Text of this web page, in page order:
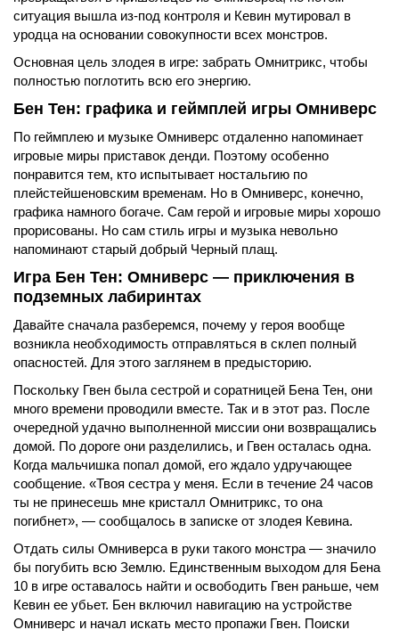
ситуация вышла из-под контроля и Кевин мутировал в
уродца на основании совокупности всех монстров.
Основная цель злодея в игре: забрать Омнитрикс, чтобы
полностью поглотить всю его энергию.
Бен Тен: графика и геймплей игры Омниверс
По геймплею и музыке Омниверс отдаленно напоминает
игровые миры приставок денди. Поэтому особенно
понравится тем, кто испытывает ностальгию по
плейстейшеновским временам. Но в Омниверс, конечно,
графика намного богаче. Сам герой и игровые миры хорошо
прорисованы. Но сам стиль игры и музыка невольно
напоминают старый добрый Черный плащ.
Игра Бен Тен: Омниверс — приключения в
подземных лабиринтах
Давайте сначала разберемся, почему у героя вообще
возникла необходимость отправляться в склеп полный
опасностей. Для этого заглянем в предысторию.
Поскольку Гвен была сестрой и соратницей Бена Тен, они
много времени проводили вместе. Так и в этот раз. После
очередной удачно выполненной миссии они возвращались
домой. По дороге они разделились, и Гвен осталась одна.
Когда мальчишка попал домой, его ждало удручающее
сообщение. «Твоя сестра у меня. Если в течение 24 часов
ты не принесешь мне кристалл Омнитрикс, то она
погибнет», — сообщалось в записке от злодея Кевина.
Отдать силы Омниверса в руки такого монстра — значило
бы погубить всю Землю. Единственным выходом для Бена
10 в игре оставалось найти и освободить Гвен раньше, чем
Кевин ее убьет. Бен включил навигацию на устройстве
Омниверс и начал искать место пропажи Гвен. Поиски